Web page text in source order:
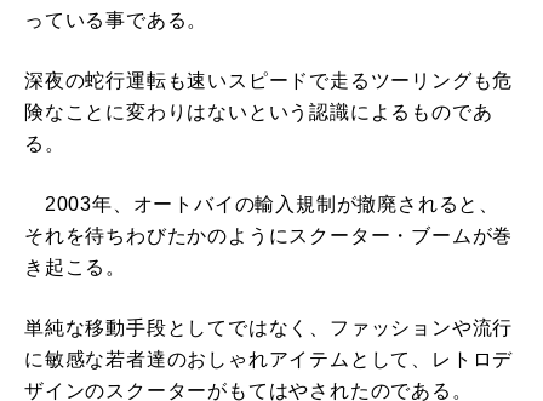
っている事である。
深夜の蛇行運転も速いスピードで走るツーリングも危
険なことに変わりはないという認識によるものであ
る。
2003年、オートバイの輸入規制が撤廃されると、
それを待ちわびたかのようにスクーター・ブームが巻
き起こる。
単純な移動手段としてではなく、ファッションや流行
に敏感な若者達のおしゃれアイテムとして、レトロデ
ザインのスクーターがもてはやされたのである。